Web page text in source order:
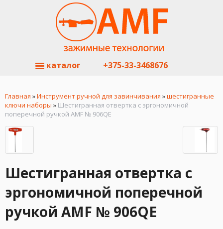
каталог +375-33-3468676
Главная »Инструмент ручной для завинчивания »шестигранные
ключи наборы » Шестигранная отвертка с эргономичной
поперечной ручкой AMF № 906QE
Шестигранная отвертка с
эргономичной поперечной
ручкой AMF № 906QE